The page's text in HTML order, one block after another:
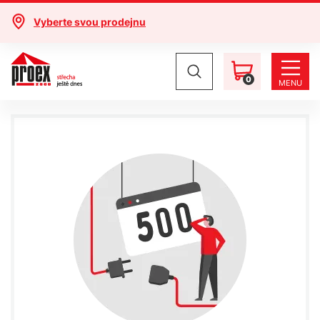
Vyberte svou prodejnu
0 MENU